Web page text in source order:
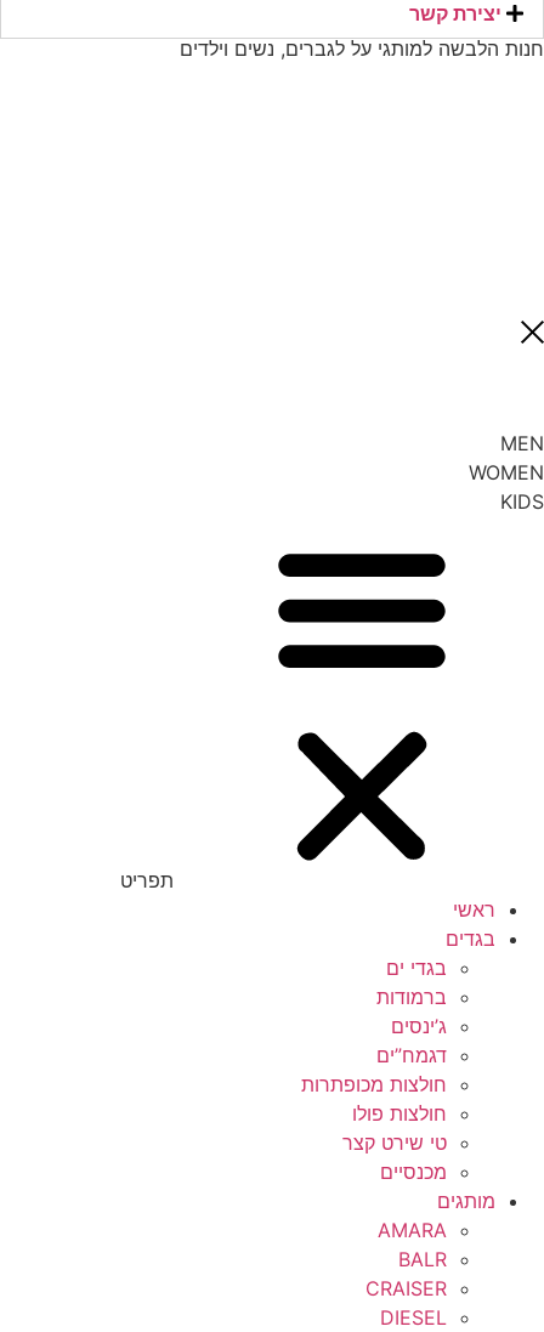
יצירת קשר​
חנות הלבשה למותגי על לגברים, נשים וילדים
MEN
WOMEN
KIDS
תפריט
ראשי
בגדים
בגדי ים
ברמודות
ג’ינסים
דגמח”ים
חולצות מכופתרות
חולצות פולו
טי שירט קצר
מכנסיים
מותגים
AMARA
BALR
CRAISER
DIESEL